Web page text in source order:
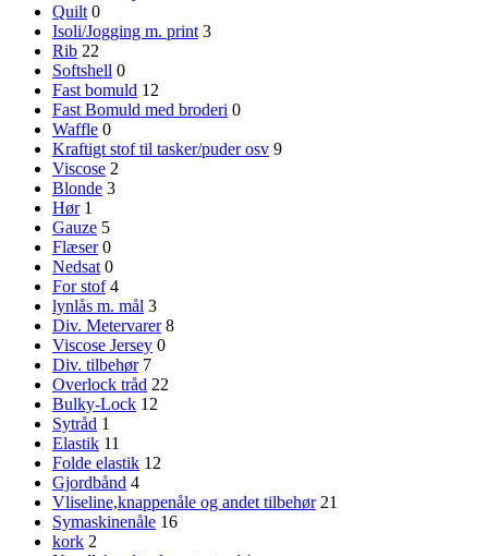
Quilt 0
Isoli/Jogging m. print 3
Rib 22
Softshell 0
Fast bomuld 12
Fast Bomuld med broderi 0
Waffle 0
Kraftigt stof til tasker/puder osv 9
Viscose 2
Blonde 3
Hør 1
Gauze 5
Flæser 0
Nedsat 0
For stof 4
lynlås m. mål 3
Div. Metervarer 8
Viscose Jersey 0
Div. tilbehør 7
Overlock tråd 22
Bulky-Lock 12
Sytråd 1
Elastik 11
Folde elastik 12
Gjordbånd 4
Vliseline,knappenåle og andet tilbehør 21
Symaskinenåle 16
kork 2